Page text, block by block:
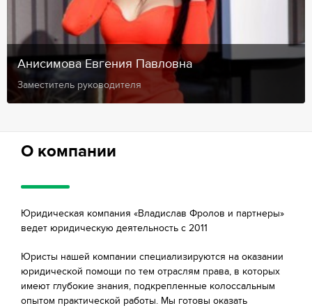
Анисимова Евгения Павловна
Заместитель руководителя
О компании
Юридическая компания «Владислав Фролов и партнеры»
ведет юридическую деятельность с 2011
Юристы нашей компании специализируются на оказании
юридической помощи по тем отраслям права, в которых
имеют глубокие знания, подкрепленные колоссальным
опытом практической работы. Мы готовы оказать